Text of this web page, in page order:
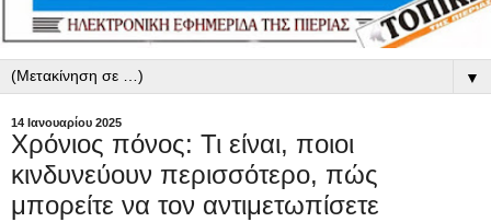
▼
14 Ιανουαρίου 2025
Χρόνιος πόνος: Τι είναι, ποιοι
κινδυνεύουν περισσότερο, πώς
μπορείτε να τον αντιμετωπίσετε